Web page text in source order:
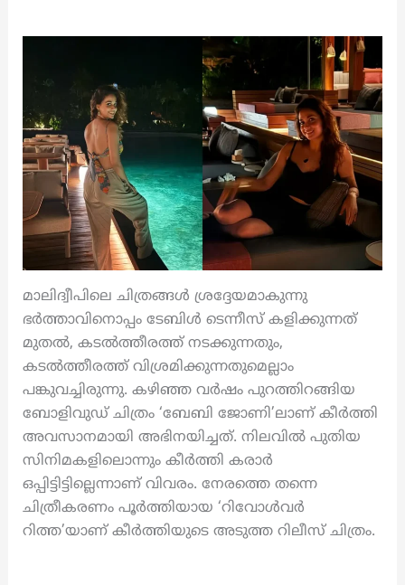
മാലിദ്വീപിലെ ചിത്രങ്ങൾ ശ്രദ്ദേയമാകുന്നു
ഭർത്താവിനൊപ്പം ടേബിൾ ടെന്നീസ് കളിക്കുന്നത്
മുതൽ, കടൽത്തീരത്ത് നടക്കുന്നതും,
കടൽത്തീരത്ത് വിശ്രമിക്കുന്നതുമെല്ലാം
പങ്കുവച്ചിരുന്നു. കഴിഞ്ഞ വർഷം പുറത്തിറങ്ങിയ
ബോളിവുഡ് ചിത്രം ‘ബേബി ജോണി’ലാണ് കീർത്തി
അവസാനമായി അഭിനയിച്ചത്. നിലവിൽ പുതിയ
സിനിമകളിലൊന്നും കീർത്തി കരാർ
ഒപ്പിട്ടിട്ടില്ലെന്നാണ് വിവരം. നേരത്തെ തന്നെ
ചിത്രീകരണം പൂർത്തിയായ ‘റിവോൾവർ
റിത്ത’യാണ് കീർത്തിയുടെ അടുത്ത റിലീസ് ചിത്രം.